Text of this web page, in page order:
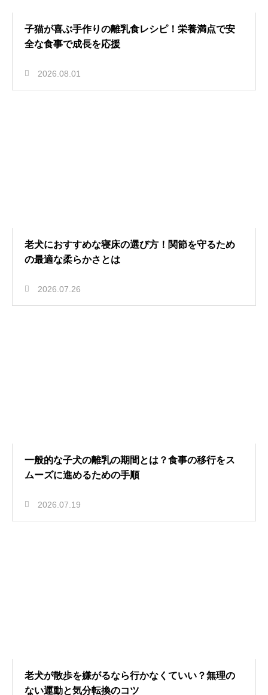
子猫が喜ぶ手作りの離乳食レシピ！栄養満点で安
全な食事で成長を応援
2026.08.01
老犬におすすめな寝床の選び方！関節を守るため
の最適な柔らかさとは
2026.07.26
一般的な子犬の離乳の期間とは？食事の移行をス
ムーズに進めるための手順
2026.07.19
老犬が散歩を嫌がるなら行かなくていい？無理の
ない運動と気分転換のコツ